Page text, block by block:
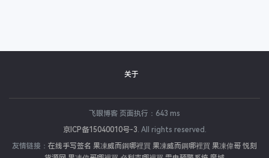
apk加固
分享
封面
关于
飞眼博客 页面执行：643 ms
京ICP备15040010号-3. All rights reserved.
友情链接： 在线手写签名 果凍威而鋼哪裡買 果凍威而鋼哪裡買 果凍偉哥 悦刻